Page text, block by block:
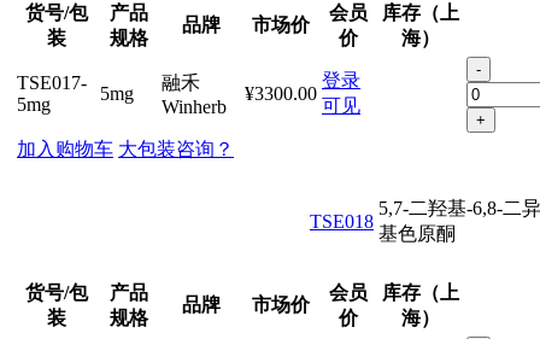
货号/包
装
产品
规格
品牌 市场价
会员
价
库存（上
海）
TSE017-
5mg
5mg
融禾
Winherb
¥3300.00
登录
可见
-
+
加入购物车 大包装咨询？
TSE018
5,7-二羟基-6,8-二
基色原酮
货号/包
装
产品
规格
品牌 市场价
会员
价
库存（上
海）